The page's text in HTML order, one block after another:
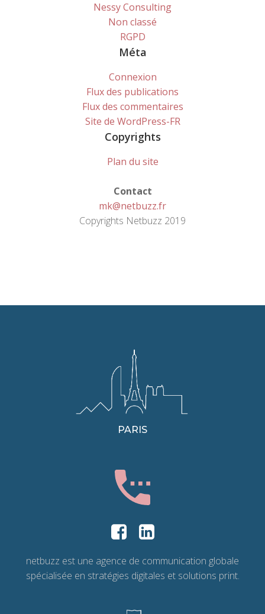
Nessy Consulting
Non classé
RGPD
Méta
Connexion
Flux des publications
Flux des commentaires
Site de WordPress-FR
Copyrights
Plan du site
Contact
mk@netbuzz.fr
Copyrights Netbuzz 2019
PARIS
netbuzz est une agence de communication globale
spécialisée en stratégies digitales et solutions print.